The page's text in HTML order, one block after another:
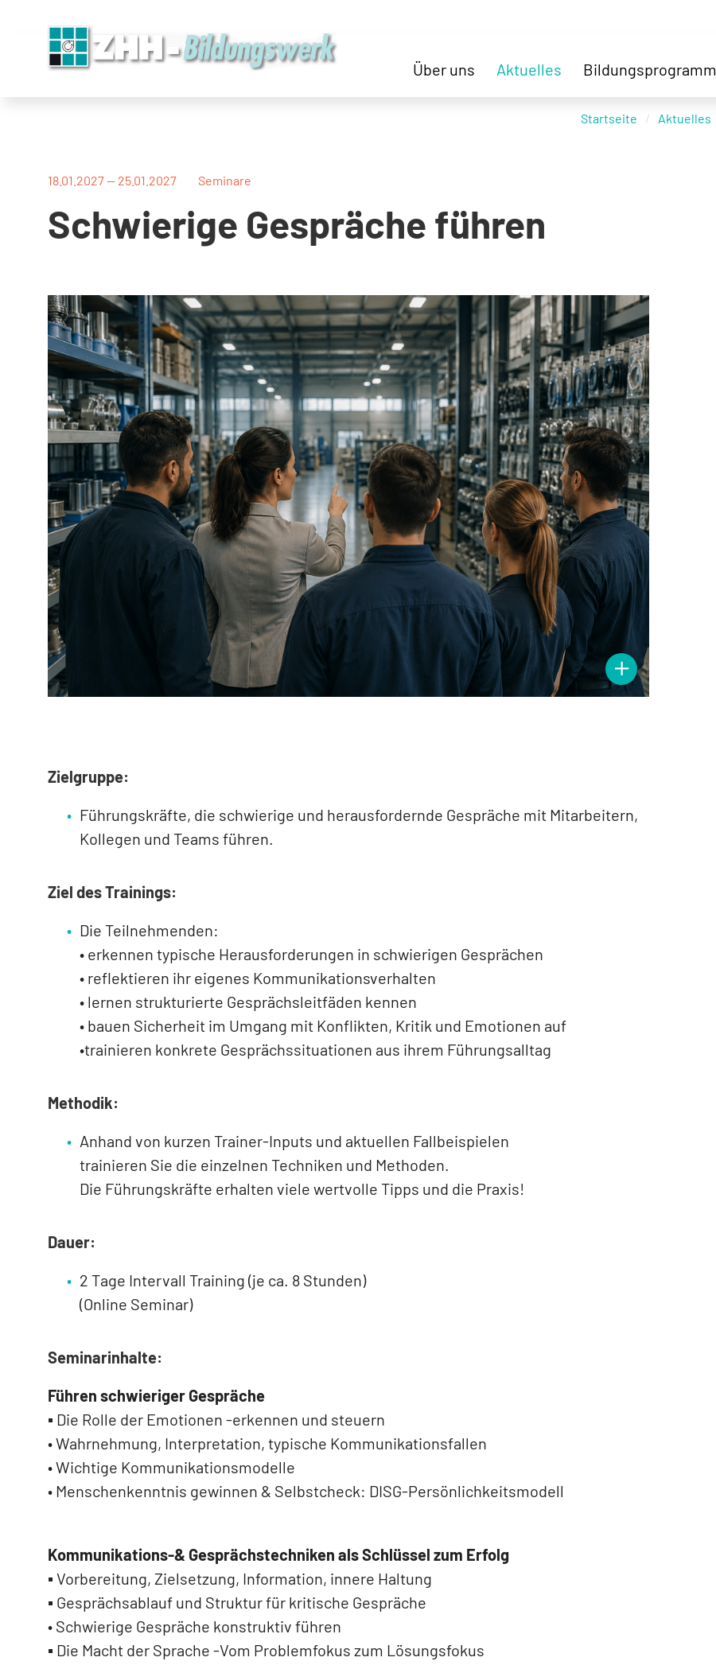
Hauptmenu
Über uns Aktuelles Bildungsprogramm
Startseite Aktuelles
18.01.2027 — 25.01.2027 Seminare
Schwierige Gespräche führen
Zielgruppe:
Führungskräfte, die schwierige und herausfordernde Gespräche mit Mitarbeitern,
Kollegen und Teams führen.
Ziel des Trainings:
Die Teilnehmenden:
• erkennen typische Herausforderungen in schwierigen Gesprächen
• reflektieren ihr eigenes Kommunikationsverhalten
• lernen strukturierte Gesprächsleitfäden kennen
• bauen Sicherheit im Umgang mit Konflikten, Kritik und Emotionen auf
•trainieren konkrete Gesprächssituationen aus ihrem Führungsalltag
Methodik:
Anhand von kurzen Trainer-Inputs und aktuellen Fallbeispielen
trainieren Sie die einzelnen Techniken und Methoden.
Die Führungskräfte erhalten viele wertvolle Tipps und die Praxis!
Dauer:
2 Tage Intervall Training (je ca. 8 Stunden)
(Online Seminar)
Seminarinhalte:
Führen schwieriger Gespräche
▪ Die Rolle der Emotionen -erkennen und steuern
• Wahrnehmung, Interpretation, typische Kommunikationsfallen
• Wichtige Kommunikationsmodelle
• Menschenkenntnis gewinnen & Selbstcheck: DISG-Persönlichkeitsmodell
Kommunikations-& Gesprächstechniken als Schlüssel zum Erfolg
▪ Vorbereitung, Zielsetzung, Information, innere Haltung
▪ Gesprächsablauf und Struktur für kritische Gespräche
• Schwierige Gespräche konstruktiv führen
▪ Die Macht der Sprache -Vom Problemfokus zum Lösungsfokus